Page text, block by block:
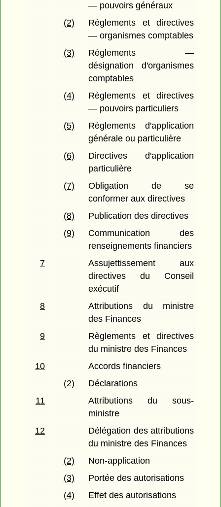
— pouvoirs généraux
(2)
Règlements et directives
— organismes comptables
(3)
Règlements —
désignation d'organismes
comptables
(4)
Règlements et directives
— pouvoirs particuliers
(5)
Règlements d'application
générale ou particulière
(6)
Directives d'application
particulière
(7)
Obligation de se
conformer aux directives
(8)
Publication des directives
(9)
Communication des
renseignements financiers
7
Assujettissement aux
directives du Conseil
exécutif
8
Attributions du ministre
des Finances
9
Règlements et directives
du ministre des Finances
10
Accords financiers
(2)
Déclarations
11
Attributions du sous-
ministre
12
Délégation des attributions
du ministre des Finances
(2)
Non-application
(3)
Portée des autorisations
(4)
Effet des autorisations